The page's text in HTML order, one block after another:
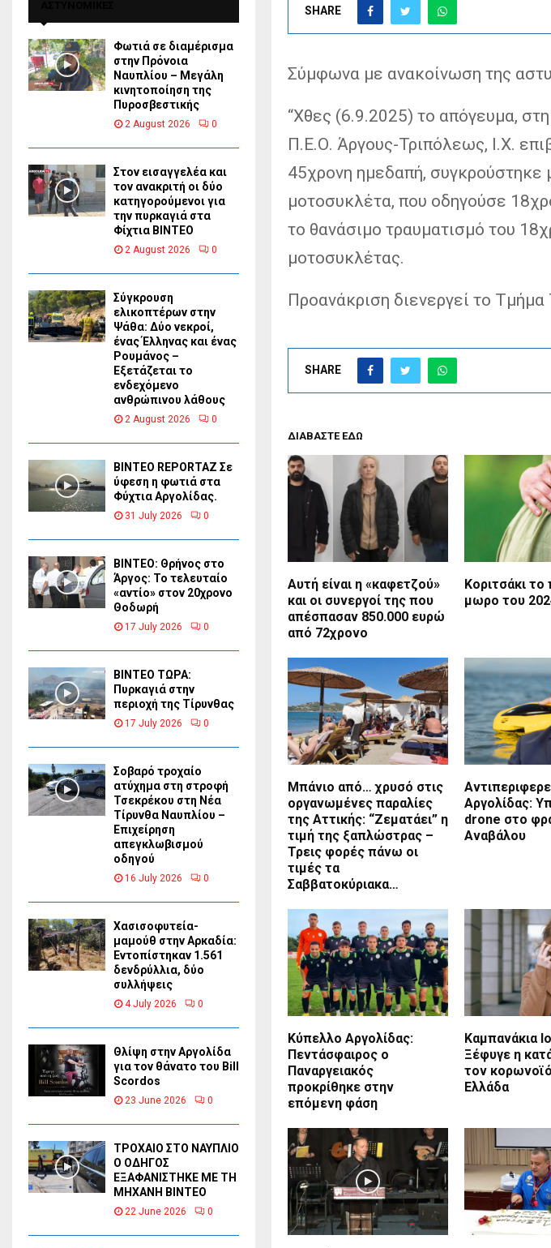
SHARE
Σύμφωνα με ανακοίνωση της
“Χθες (6.9.2025) το απόγευμα,
Π.Ε.Ο. Άργους-Τριπόλεως, Ι.Χ.
45χρονη ημεδαπή, συγκρούστηκε
μοτοσυκλέτα, που οδηγούσε
το θανάσιμο τραυματισμό του
μοτοσυκλέτας.
Προανάκριση διενεργεί το
SHARE
ΔΙΑΒΑΣΤΕ ΕΔΩ
Αυτή είναι η «καφετζού»
και οι συνεργοί της που
απέσπασαν 850.000 ευρώ
από 72χρονο
Κοριτσάκι
μωρο του
Μπάνιο από… χρυσό στις
οργανωμένες παραλίες
της Αττικής: “Ζεματάει” η
τιμή της ξαπλώστρας –
Τρεις φορές πάνω οι
τιμές τα
Σαββατοκύριακα…
Αργολίδας:
drone στο
Αναβάλου
Κύπελλο Αργολίδας:
Πεντάσφαιρος ο
Παναργειακός
προκρίθηκε στην
επόμενη φάση
Καμπανάκια
Ξέφυγε η
τον
Ελλάδα
Φωτιά σε διαμέρισμα
στην Πρόνοια
Ναυπλίου – Μεγάλη
κινητοποίηση της
Πυροσβεστικής
2 August 2026 0
Στον εισαγγελέα και
τον ανακριτή οι δύο
κατηγορούμενοι για
την πυρκαγιά στα
Φίχτια ΒΙΝΤΕΟ
2 August 2026 0
Σύγκρουση
ελικοπτέρων στην
Ψάθα: Δύο νεκροί,
ένας Έλληνας και ένας
Ρουμάνος –
Εξετάζεται το
ενδεχόμενο
ανθρώπινου λάθους
2 August 2026 0
BINTEO REPORTAZ Σε
ύφεση η φωτιά στα
Φύχτια Αργολίδας.
31 July 2026 0
ΒΙΝΤΕΟ: Θρήνος στο
Άργος: Το τελευταίο
«αντίο» στον 20χρονο
Θοδωρή
17 July 2026 0
ΒΙΝΤΕΟ ΤΩΡΑ:
Πυρκαγιά στην
περιοχή της Τίρυνθας
17 July 2026 0
Σοβαρό τροχαίο
ατύχημα στη στροφή
Τσεκρέκου στη Νέα
Τίρυνθα Ναυπλίου –
Επιχείρηση
απεγκλωβισμού
οδηγού
16 July 2026 0
Χασισοφυτεία-
μαμούθ στην Αρκαδία:
Εντοπίστηκαν 1.561
δενδρύλλια, δύο
συλλήψεις
4 July 2026 0
Θλίψη στην Αργολίδα
για τον θάνατο του Bill
Scordos
23 June 2026 0
ΤΡΟΧΑΙΟ ΣΤΟ ΝΑΥΠΛΙΟ
Ο ΟΔΗΓΟΣ
ΕΞΑΦΑΝΙΣΤΗΚΕ ΜΕ ΤΗ
ΜΗΧΑΝΗ ΒΙΝΤΕΟ
22 June 2026 0